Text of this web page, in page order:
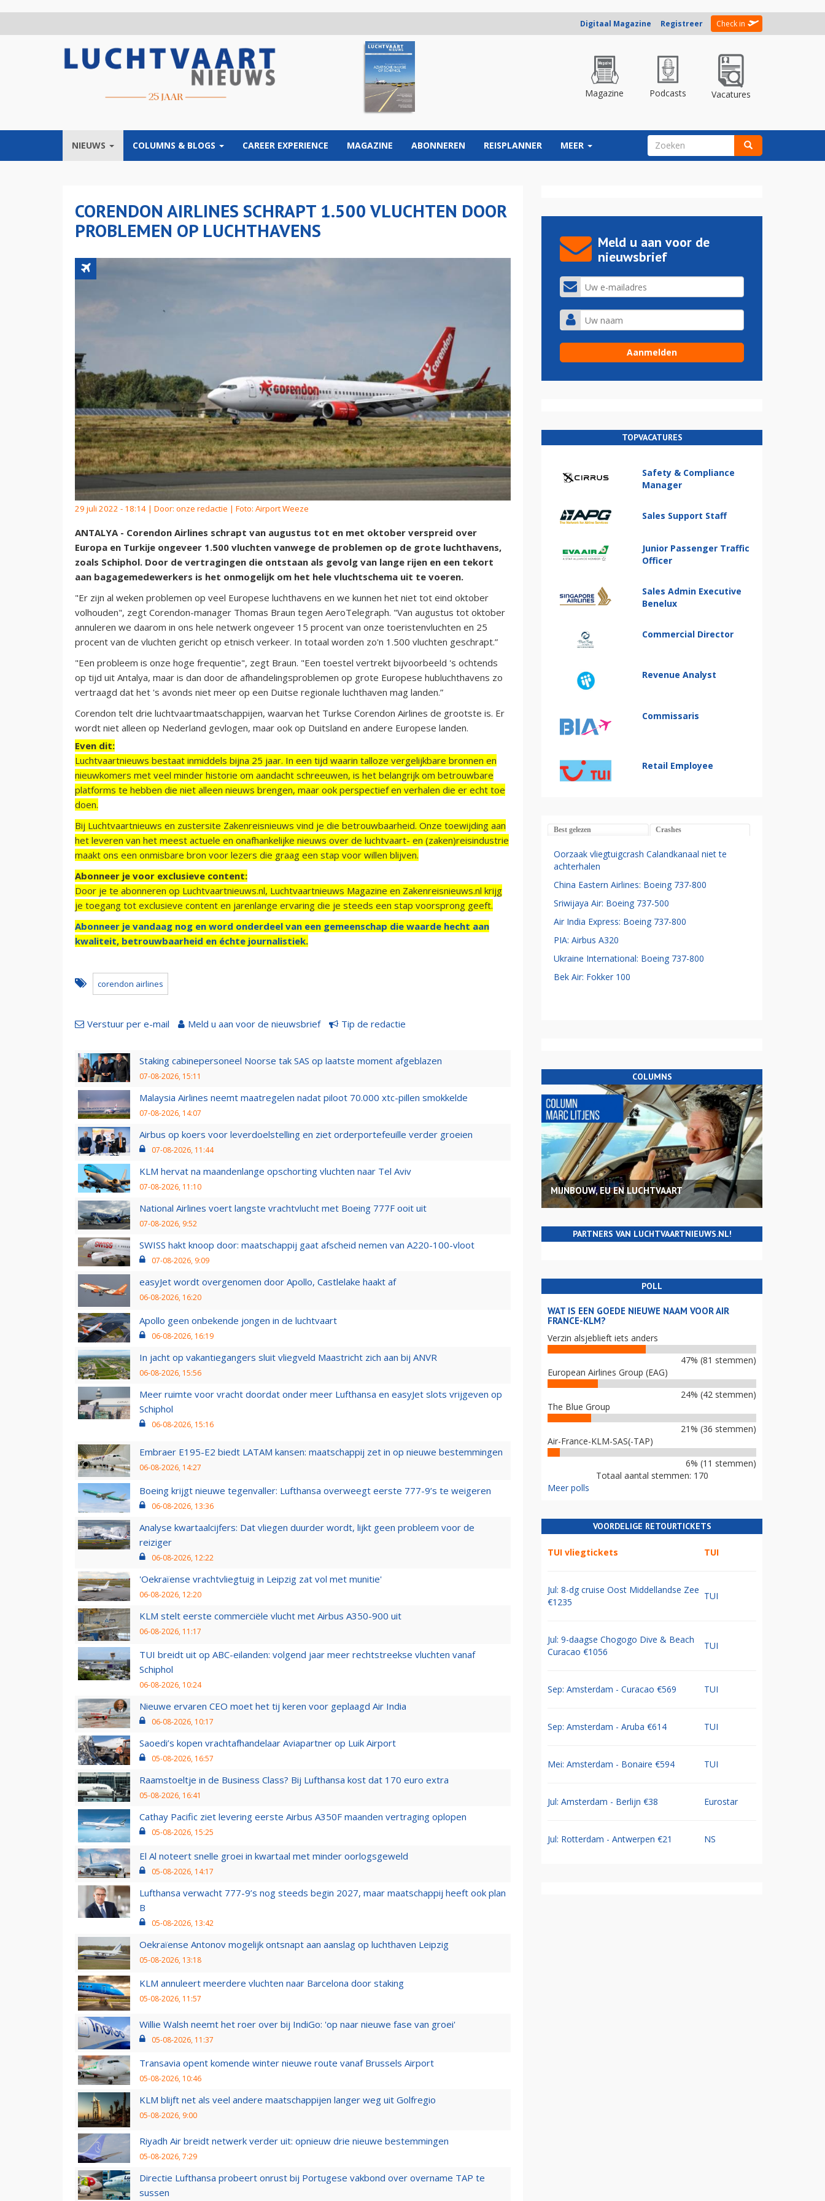
Digitaal Magazine Registreer Check in
Magazine Podcasts Vacatures
NIEUWS COLUMNS & BLOGS CAREER EXPERIENCE MAGAZINE ABONNEREN REISPLANNER MEER ZOEKVELD
CORENDON AIRLINES SCHRAPT 1.500 VLUCHTEN DOOR
PROBLEMEN OP LUCHTHAVENS
29 juli 2022 - 18:14 | Door: onze redactie | Foto: Airport Weeze
ANTALYA - Corendon Airlines schrapt van augustus tot en met oktober verspreid over
Europa en Turkije ongeveer 1.500 vluchten vanwege de problemen op de grote luchthavens,
zoals Schiphol. Door de vertragingen die ontstaan als gevolg van lange rijen en een tekort
aan bagagemedewerkers is het onmogelijk om het hele vluchtschema uit te voeren.
"Er zijn al weken problemen op veel Europese luchthavens en we kunnen het niet tot eind oktober
volhouden", zegt Corendon-manager Thomas Braun tegen AeroTelegraph. "Van augustus tot oktober
annuleren we daarom in ons hele netwerk ongeveer 15 procent van onze toeristenvluchten en 25
procent van de vluchten gericht op etnisch verkeer. In totaal worden zo'n 1.500 vluchten geschrapt.”
"Een probleem is onze hoge frequentie", zegt Braun. "Een toestel vertrekt bijvoorbeeld 's ochtends
op tijd uit Antalya, maar is dan door de afhandelingsproblemen op grote Europese hubluchthavens zo
vertraagd dat het 's avonds niet meer op een Duitse regionale luchthaven mag landen.”
Corendon telt drie luchtvaartmaatschappijen, waarvan het Turkse Corendon Airlines de grootste is. Er
wordt niet alleen op Nederland gevlogen, maar ook op Duitsland en andere Europese landen.
Even dit:
Luchtvaartnieuws bestaat inmiddels bijna 25 jaar. In een tijd waarin talloze vergelijkbare bronnen en
nieuwkomers met veel minder historie om aandacht schreeuwen, is het belangrijk om betrouwbare
platforms te hebben die niet alleen nieuws brengen, maar ook perspectief en verhalen die er echt toe
doen.
Bij Luchtvaartnieuws en zustersite Zakenreisnieuws vind je die betrouwbaarheid. Onze toewijding aan
het leveren van het meest actuele en onafhankelijke nieuws over de luchtvaart- en (zaken)reisindustrie
maakt ons een onmisbare bron voor lezers die graag een stap voor willen blijven.
Abonneer je voor exclusieve content:
Door je te abonneren op Luchtvaartnieuws.nl, Luchtvaartnieuws Magazine en Zakenreisnieuws.nl krijg
je toegang tot exclusieve content en jarenlange ervaring die je steeds een stap voorsprong geeft.
Abonneer je vandaag nog en word onderdeel van een gemeenschap die waarde hecht aan
kwaliteit, betrouwbaarheid en échte journalistiek.
corendon airlines
Verstuur per e-mail Meld u aan voor de nieuwsbrief Tip de redactie
Staking cabinepersoneel Noorse tak SAS op laatste moment afgeblazen
07-08-2026, 15:11
Malaysia Airlines neemt maatregelen nadat piloot 70.000 xtc-pillen smokkelde
07-08-2026, 14:07
Airbus op koers voor leverdoelstelling en ziet orderportefeuille verder groeien
07-08-2026, 11:44
KLM hervat na maandenlange opschorting vluchten naar Tel Aviv
07-08-2026, 11:10
National Airlines voert langste vrachtvlucht met Boeing 777F ooit uit
07-08-2026, 9:52
SWISS hakt knoop door: maatschappij gaat afscheid nemen van A220-100-vloot
07-08-2026, 9:09
easyJet wordt overgenomen door Apollo, Castlelake haakt af
06-08-2026, 16:20
Apollo geen onbekende jongen in de luchtvaart
06-08-2026, 16:19
In jacht op vakantiegangers sluit vliegveld Maastricht zich aan bij ANVR
06-08-2026, 15:56
Meer ruimte voor vracht doordat onder meer Lufthansa en easyJet slots vrijgeven op
Schiphol
06-08-2026, 15:16
Embraer E195-E2 biedt LATAM kansen: maatschappij zet in op nieuwe bestemmingen
06-08-2026, 14:27
Boeing krijgt nieuwe tegenvaller: Lufthansa overweegt eerste 777-9’s te weigeren
06-08-2026, 13:36
Analyse kwartaalcijfers: Dat vliegen duurder wordt, lijkt geen probleem voor de
reiziger
06-08-2026, 12:22
'Oekraïense vrachtvliegtuig in Leipzig zat vol met munitie'
06-08-2026, 12:20
KLM stelt eerste commerciële vlucht met Airbus A350-900 uit
06-08-2026, 11:17
TUI breidt uit op ABC-eilanden: volgend jaar meer rechtstreekse vluchten vanaf
Schiphol
06-08-2026, 10:24
Nieuwe ervaren CEO moet het tij keren voor geplaagd Air India
06-08-2026, 10:17
Saoedi’s kopen vrachtafhandelaar Aviapartner op Luik Airport
05-08-2026, 16:57
Raamstoeltje in de Business Class? Bij Lufthansa kost dat 170 euro extra
05-08-2026, 16:41
Cathay Pacific ziet levering eerste Airbus A350F maanden vertraging oplopen
05-08-2026, 15:25
El Al noteert snelle groei in kwartaal met minder oorlogsgeweld
05-08-2026, 14:17
Lufthansa verwacht 777-9’s nog steeds begin 2027, maar maatschappij heeft ook plan
B
05-08-2026, 13:42
Oekraïense Antonov mogelijk ontsnapt aan aanslag op luchthaven Leipzig
05-08-2026, 13:18
KLM annuleert meerdere vluchten naar Barcelona door staking
05-08-2026, 11:57
Willie Walsh neemt het roer over bij IndiGo: 'op naar nieuwe fase van groei'
05-08-2026, 11:37
Transavia opent komende winter nieuwe route vanaf Brussels Airport
05-08-2026, 10:46
KLM blijft net als veel andere maatschappijen langer weg uit Golfregio
05-08-2026, 9:00
Riyadh Air breidt netwerk verder uit: opnieuw drie nieuwe bestemmingen
05-08-2026, 7:29
Directie Lufthansa probeert onrust bij Portugese vakbond over overname TAP te
sussen
Meld u aan voor de
nieuwsbrief
TOPVACATURES
Safety & Compliance
Manager
Sales Support Staff
Junior Passenger Traffic
Officer
Sales Admin Executive
Benelux
Commercial Director
Revenue Analyst
Commissaris
Retail Employee
Best gelezen Crashes
Oorzaak vliegtuigcrash Calandkanaal niet te
achterhalen
China Eastern Airlines: Boeing 737-800
Sriwijaya Air: Boeing 737-500
Air India Express: Boeing 737-800
PIA: Airbus A320
Ukraine International: Boeing 737-800
Bek Air: Fokker 100
COLUMNS
MIJNBOUW, EU EN LUCHTVAART
PARTNERS VAN LUCHTVAARTNIEUWS.NL!
POLL
WAT IS EEN GOEDE NIEUWE NAAM VOOR AIR
FRANCE-KLM?
Verzin alsjeblieft iets anders
47% (81 stemmen)
European Airlines Group (EAG)
24% (42 stemmen)
The Blue Group
21% (36 stemmen)
Air-France-KLM-SAS(-TAP)
6% (11 stemmen)
Totaal aantal stemmen: 170
Meer polls
VOORDELIGE RETOURTICKETS
TUI vliegtickets TUI
Jul: 8-dg cruise Oost Middellandse Zee
€1235
TUI
Jul: 9-daagse Chogogo Dive & Beach
Curacao €1056
TUI
Sep: Amsterdam - Curacao €569 TUI
Sep: Amsterdam - Aruba €614 TUI
Mei: Amsterdam - Bonaire €594 TUI
Jul: Amsterdam - Berlijn €38 Eurostar
Jul: Rotterdam - Antwerpen €21 NS